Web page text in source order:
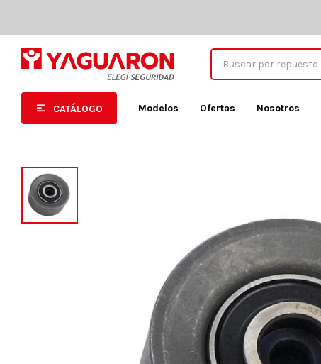
CATÁLOGO Modelos Ofertas Nosotros